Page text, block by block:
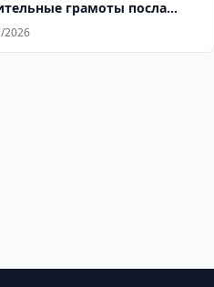
грамоты посла
2026